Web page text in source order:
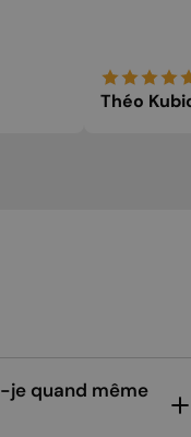
Théo
je quand même